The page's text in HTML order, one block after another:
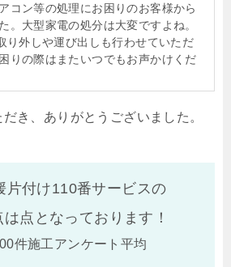
コン等の処理にお困りのお客様から
。大型家電の処分は大変ですよね。
り外しや運び出しも行わせていただ
りの際はまたいつでもお声かけくだ
き、ありがとうございました。
片付け110番サービスの
は点となっております！
件施工アンケート平均